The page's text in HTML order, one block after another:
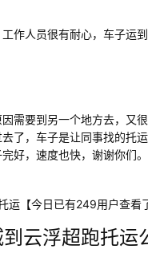
作人员很有耐心，车子运
需要到另一个地方去，又
了，车子是让同事找的托
好，速度也快，谢谢你们。
运【今日已有249用户查看
云浮超跑托运